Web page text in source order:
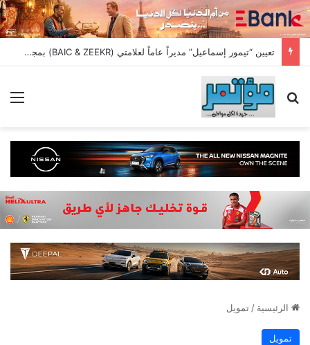
تعيين “تيمور إسماعيل” مديراً عاماً لعلامتي (BAIC & ZEEKR) بمجموعة EIM للسيارات
بحث عن
الرئيسية / تمويل
تمويل